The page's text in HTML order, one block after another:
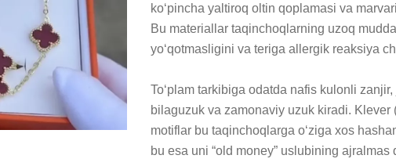
koʻpincha yaltiroq oltin qoplamasi va
Bu materiallar taqinchoqlarning uzoq
yoʻqotmasligini va teriga allergik reaksiya
Toʻplam tarkibiga odatda nafis kulonli
bilaguzuk va zamonaviy uzuk kiradi. Klever
motiflar bu taqinchoqlarga oʻziga xos
bu esa uni “old money” uslubining